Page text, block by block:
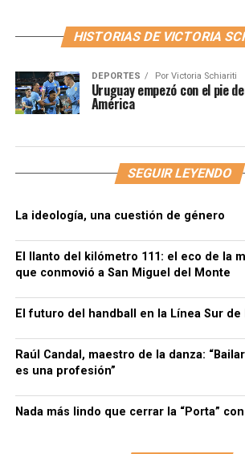
HISTORIAS DE VICTORIA
DEPORTES Por Victoria Schiariti
Uruguay empezó con el pie
América
SEGUIR LEYENDO
La ideología, una cuestión de género
El llanto del kilómetro 111: el eco de la
que conmovió a San Miguel del Monte
El futuro del handball en la Línea Sur de
Raúl Candal, maestro de la danza:
es una profesión”
Nada más lindo que cerrar la “Porta”